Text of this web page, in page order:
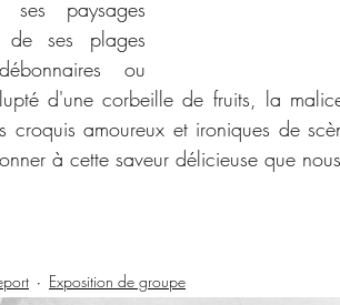
paysages
de ses plages
ou
d'une corbeille de fruits, la
amoureux et ironiques de
à cette saveur délicieuse que
Exposition de groupe